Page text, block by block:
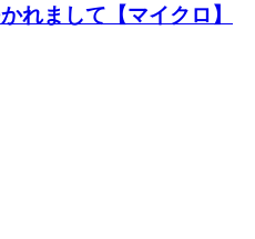
れまして【マイクロ】